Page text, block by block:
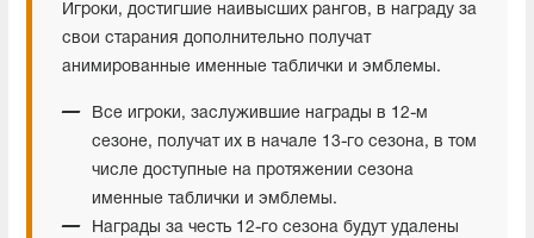
Игроки, достигшие наивысших рангов, в награду за
свои старания дополнительно получат
анимированные именные таблички и эмблемы.
Все игроки, заслужившие награды в 12-м
сезоне, получат их в начале 13-го сезона, в том
числе доступные на протяжении сезона
именные таблички и эмблемы.
Награды за честь 12-го сезона будут удалены